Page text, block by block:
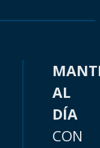
AL
DÍA
CON